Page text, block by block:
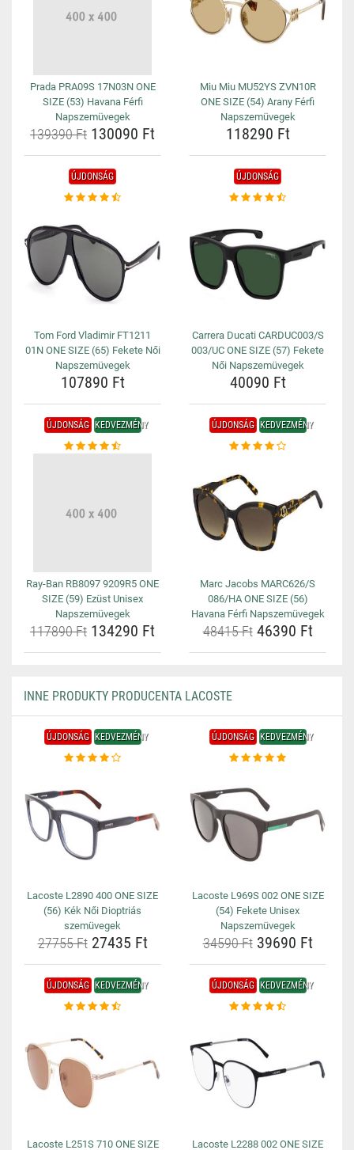
Prada PRA09S 17N03N ONE
SIZE (53) Havana Férfi
Napszemüvegek
139390 Ft 130090 Ft
Miu Miu MU52YS ZVN10R
ONE SIZE (54) Arany Férfi
Napszemüvegek
118290 Ft
ÚJDONSÁG
Tom Ford Vladimir FT1211
01N ONE SIZE (65) Fekete Női
Napszemüvegek
107890 Ft
ÚJDONSÁG
Carrera Ducati CARDUC003/S
003/UC ONE SIZE (57) Fekete
Női Napszemüvegek
40090 Ft
ÚJDONSÁG KEDVEZMÉNY
Ray-Ban RB8097 9209R5 ONE
SIZE (59) Ezüst Unisex
Napszemüvegek
117890 Ft 134290 Ft
ÚJDONSÁG KEDVEZMÉNY
Marc Jacobs MARC626/S
086/HA ONE SIZE (56)
Havana Férfi Napszemüvegek
48415 Ft46390 Ft
INNE PRODUKTY PRODUCENTA LACOSTE
ÚJDONSÁG KEDVEZMÉNY
Lacoste L2890 400 ONE SIZE
(56) Kék Női Dioptriás
szemüvegek
27755 Ft27435 Ft
ÚJDONSÁG KEDVEZMÉNY
Lacoste L969S 002 ONE SIZE
(54) Fekete Unisex
Napszemüvegek
34590 Ft39690 Ft
ÚJDONSÁG KEDVEZMÉNY
Lacoste L251S 710 ONE SIZE
ÚJDONSÁG KEDVEZMÉNY
Lacoste L2288 002 ONE SIZE